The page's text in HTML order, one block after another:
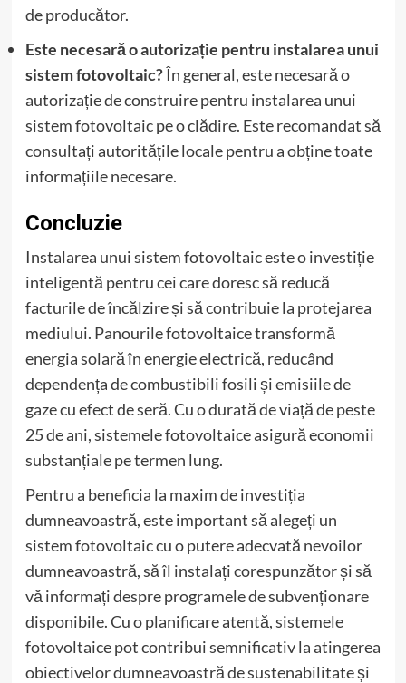
de producător.
Este necesară o autorizație pentru instalarea unui
sistem fotovoltaic?În general, este necesară o
autorizație de construire pentru instalarea unui
sistem fotovoltaic pe o clădire. Este recomandat să
consultați autoritățile locale pentru a obține toate
informațiile necesare.
Concluzie
Instalarea unui sistem fotovoltaic este o investiție
inteligentă pentru cei care doresc să reducă
facturile de încălzire și să contribuie la protejarea
mediului. Panourile fotovoltaice transformă
energia solară în energie electrică, reducând
dependența de combustibili fosili și emisiile de
gaze cu efect de seră. Cu o durată de viață de peste
25 de ani, sistemele fotovoltaice asigură economii
substanțiale pe termen lung.
Pentru a beneficia la maxim de investiția
dumneavoastră, este important să alegeți un
sistem fotovoltaic cu o putere adecvată nevoilor
dumneavoastră, să îl instalați corespunzător și să
vă informați despre programele de subvenționare
disponibile. Cu o planificare atentă, sistemele
fotovoltaice pot contribui semnificativ la atingerea
obiectivelor dumneavoastră de sustenabilitate și